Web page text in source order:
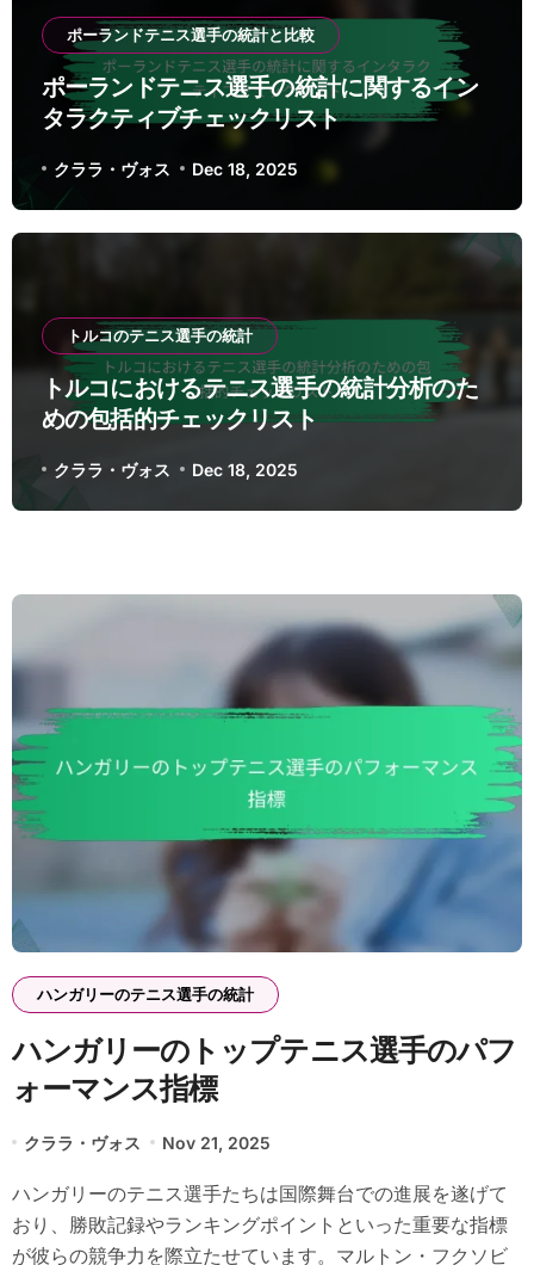
ポーランドテニス選手の統計と比較
ポーランドテニス選手の統計に関するイン
タラクティブチェックリスト
クララ・ヴォス Dec 18, 2025
トルコのテニス選手の統計
トルコにおけるテニス選手の統計分析のた
めの包括的チェックリスト
クララ・ヴォス Dec 18, 2025
ハンガリーのテニス選手の統計
ハンガリーのトップテニス選手のパフ
ォーマンス指標
クララ・ヴォス Nov 21, 2025
ハンガリーのテニス選手たちは国際舞台での進展を遂げて
おり、勝敗記録やランキングポイントといった重要な指標
が彼らの競争力を際立たせています。マルトン・フクソビ